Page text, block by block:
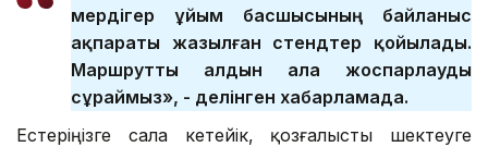
мердігер ұйым басшысының байланыс
ақпараты жазылған стендтер қойылады.
Маршрутты алдын ала жоспарлауды
сұраймыз», - делінген хабарламада.
Естеріңізге сала кетейік, қозғалысты шектеуге